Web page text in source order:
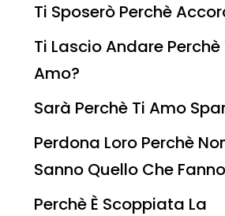
Ti Sposerò Perchè
Ti Lascio Andare Perchè
Amo?
Sarà Perchè Ti Amo
Perdona Loro Perchè
Sanno Quello Che
Perchè È Scoppiata La